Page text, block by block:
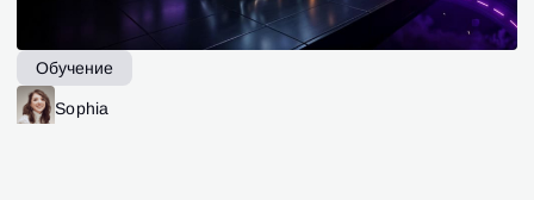
Обучение
Sophia